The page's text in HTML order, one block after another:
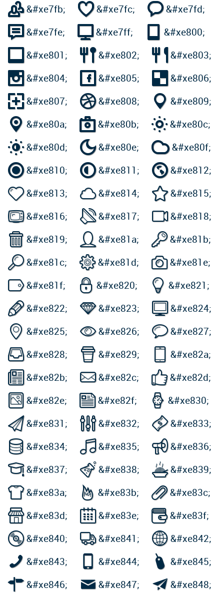
&#xe7fb; &#xe7fc; &#xe7fd;
 &#xe7fe;  &#xe7ff;  &#xe800;
 &#xe801; &#xe802;  &#xe803;
 &#xe804;  &#xe805;  &#xe806;
&#xe807; &#xe808;  &#xe809;
 &#xe80a; &#xe80b; &#xe80c;
&#xe80d; &#xe80e; &#xe80f;
&#xe810; &#xe811; &#xe812;
&#xe813; &#xe814; &#xe815;
&#xe816; &#xe817; &#xe818;
 &#xe819;  &#xe81a; &#xe81b;
&#xe81c; &#xe81d; &#xe81e;
&#xe81f;  &#xe820;  &#xe821;
&#xe822; &#xe823;  &#xe824;
 &#xe825; &#xe826; &#xe827;
&#xe828;  &#xe829;  &#xe82a;
 &#xe82b; &#xe82c; &#xe82d;
 &#xe82e; &#xe82f;  &#xe830;
&#xe831; &#xe832; &#xe833;
 &#xe834; &#xe835; &#xe836;
&#xe837; &#xe838; &#xe839;
&#xe83a;  &#xe83b; &#xe83c;
&#xe83d; &#xe83e; &#xe83f;
&#xe840; &#xe841; &#xe842;
 &#xe843;  &#xe844;  &#xe845;
&#xe846; &#xe847; &#xe848;